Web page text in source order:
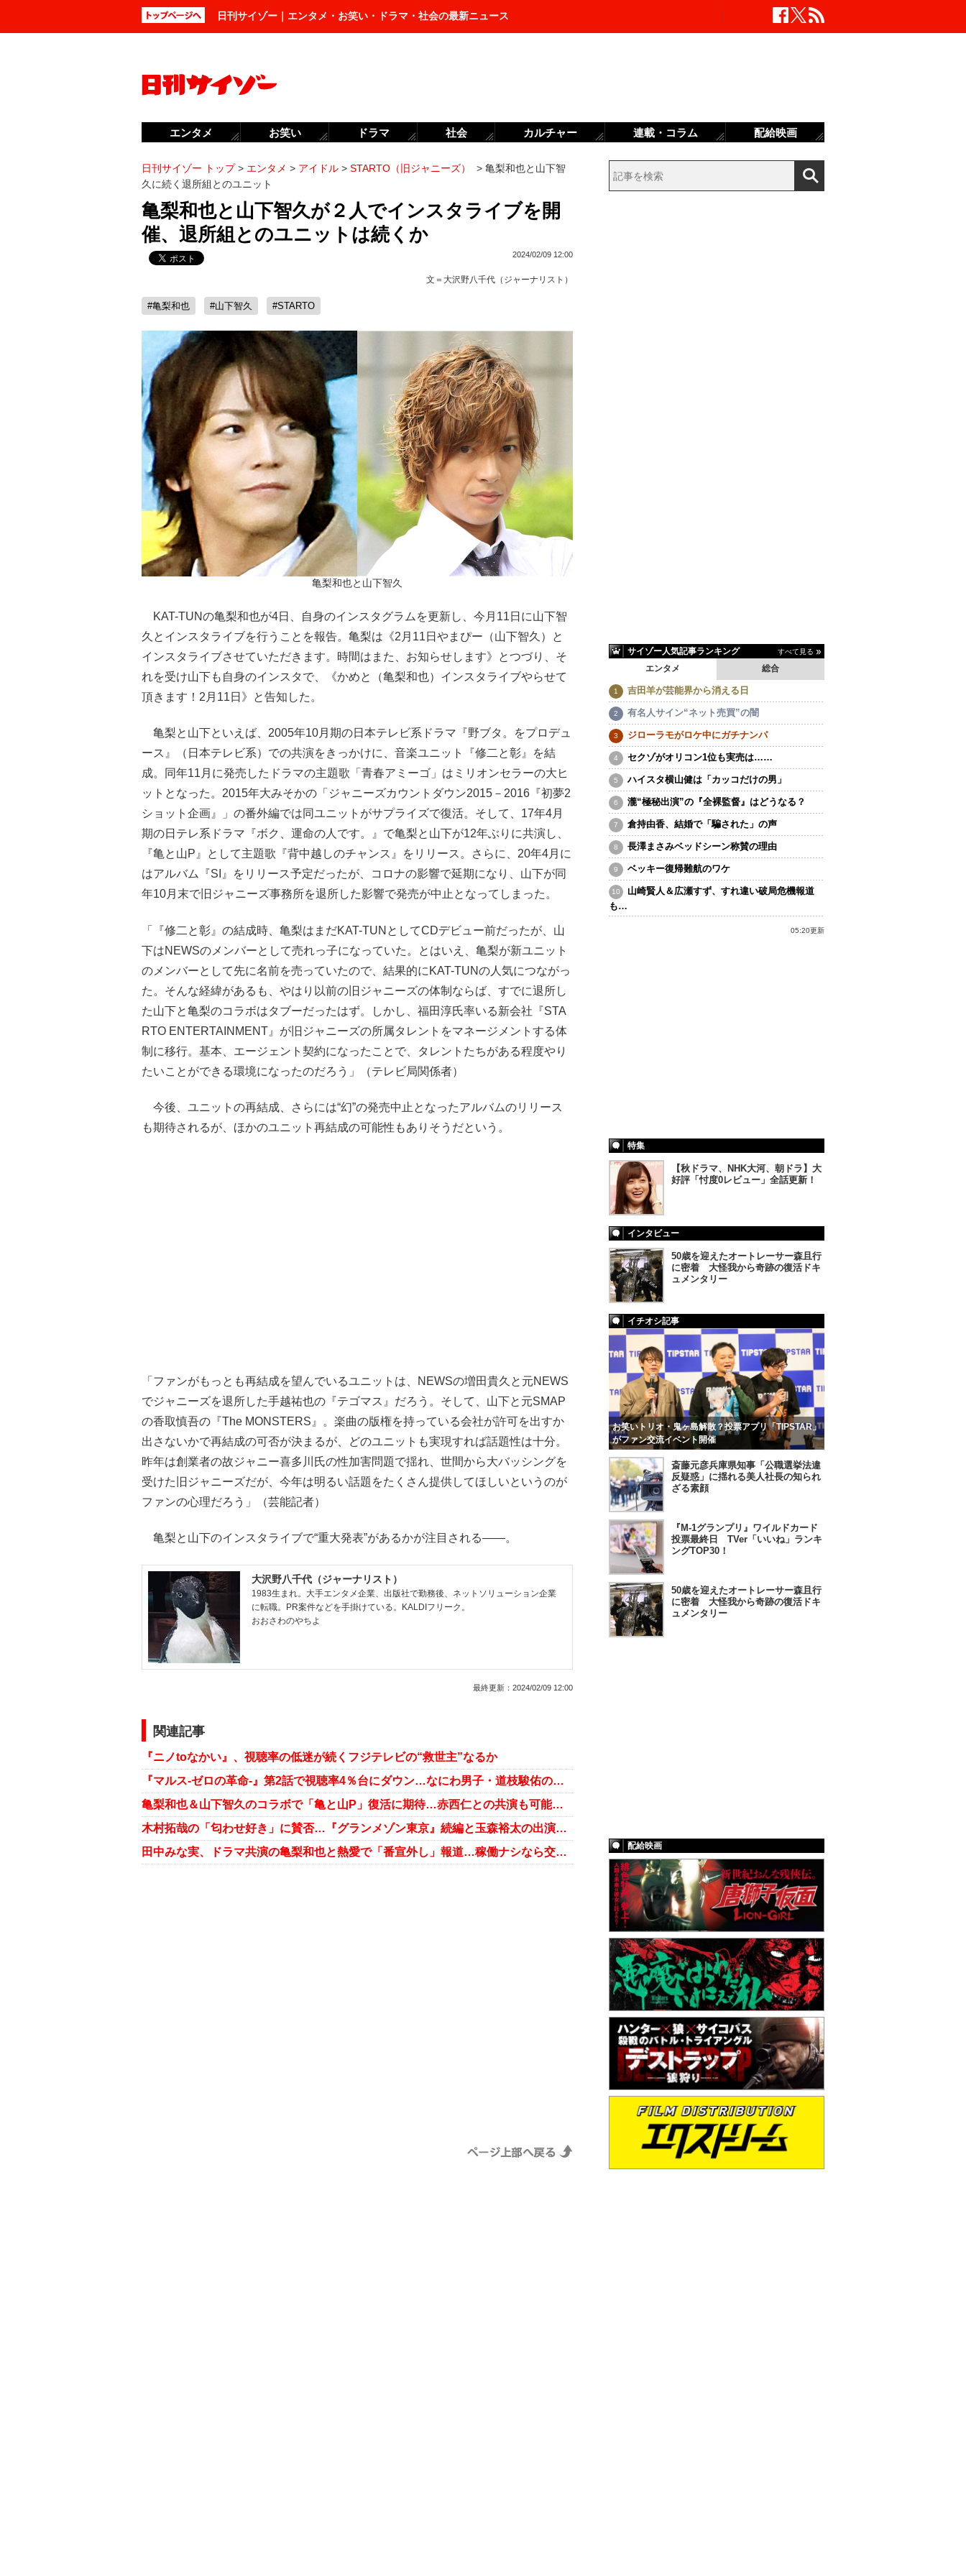
日刊サイゾー｜エンタメ・お笑い・ドラマ・社会の最新ニュース
日刊サイゾー トップ> エンタメ > アイドル > STARTO（旧ジャニーズ） > 亀梨和也と山下智
久に続く退所組とのユニット
亀梨和也と山下智久が２人でインスタライブを開
催、退所組とのユニットは続くか
2024/02/09 12:00
文＝ 大沢野八千代（ジャーナリスト）
#亀梨和也 #山下智久 #STARTO
亀梨和也と山下智久
KAT-TUNの亀梨和也が4日、自身のインスタグラムを更新し、今月11日に山下智
久とインスタライブを行うことを報告。亀梨は《2月11日やまぴー（山下智久）と
インスタライブさせていただきます。時間はまた、お知らせします》とつづり、そ
れを受け山下も自身のインスタで、《かめと（亀梨和也）インスタライブやらせて
頂きます！2月11日》と告知した。
亀梨と山下といえば、2005年10月期の日本テレビ系ドラマ『野ブタ。をプロデュ
ース』（日本テレビ系）での共演をきっかけに、音楽ユニット『修二と彰』を結
成。同年11月に発売したドラマの主題歌「青春アミーゴ」はミリオンセラーの大ヒ
ットとなった。2015年大みそかの「ジャニーズカウントダウン2015－2016『初夢2
ショット企画』」の番外編では同ユニットがサプライズで復活。そして、17年4月
期の日テレ系ドラマ『ボク、運命の人です。』で亀梨と山下が12年ぶりに共演し、
『亀と山P』として主題歌『背中越しのチャンス』をリリース。さらに、20年4月に
はアルバム『SI』をリリース予定だったが、コロナの影響で延期になり、山下が同
年10月末で旧ジャニーズ事務所を退所した影響で発売が中止となってしまった。
「『修二と彰』の結成時、亀梨はまだKAT-TUNとしてCDデビュー前だったが、山
下はNEWSのメンバーとして売れっ子になっていた。とはいえ、亀梨が新ユニット
のメンバーとして先に名前を売っていたので、結果的にKAT-TUNの人気につながっ
た。そんな経緯があるも、やはり以前の旧ジャニーズの体制ならば、すでに退所し
た山下と亀梨のコラボはタブーだったはず。しかし、福田淳氏率いる新会社『STA
RTO ENTERTAINMENT』が旧ジャニーズの所属タレントをマネージメントする体
制に移行。基本、エージェント契約になったことで、タレントたちがある程度やり
たいことができる環境になったのだろう」（テレビ局関係者）
今後、ユニットの再結成、さらには“幻”の発売中止となったアルバムのリリース
も期待されるが、ほかのユニット再結成の可能性もありそうだという。
「ファンがもっとも再結成を望んでいるユニットは、NEWSの増田貴久と元NEWS
でジャニーズを退所した手越祐也の『テゴマス』だろう。そして、山下と元SMAP
の香取慎吾の『The MONSTERS』。楽曲の版権を持っている会社が許可を出すか
出さないかで再結成の可否が決まるが、どのユニットも実現すれば話題性は十分。
昨年は創業者の故ジャニー喜多川氏の性加害問題で揺れ、世間から大バッシングを
受けた旧ジャニーズだが、今年は明るい話題をたくさん提供してほしいというのが
ファンの心理だろう」（芸能記者）
亀梨と山下のインスタライブで“重大発表”があるかが注目される――。
大沢野八千代（ジャーナリスト）
1983生まれ。大手エンタメ企業、出版社で勤務後、ネットソリューション企業
に転職。PR案件などを手掛けている。KALDIフリーク。
おおさわのやちよ
最終更新： 2024/02/09 12:00
関連記事
『ニノtoなかい』、視聴率の低迷が続くフジテレビの“救世主”なるか
『マルス-ゼロの革命-』第2話で視聴率4％台にダウン…なにわ男子・道枝駿佑の演技に賛辞も
亀梨和也＆山下智久のコラボで「亀と山P」復活に期待…赤西仁との共演も可能に？
木村拓哉の「匂わせ好き」に賛否…『グランメゾン東京』続編と玉森裕太の出演を示唆か
田中みな実、ドラマ共演の亀梨和也と熱愛で「番宣外し」報道…稼働ナシなら交際はガチか
サイゾー人気記事ランキング すべて見る
エンタメ 総合
吉田羊が芸能界から消える日
有名人サイン“ネット売買”の闇
ジローラモがロケ中にガチナンパ
セクゾがオリコン1位も実売は……
ハイスタ横山健は「カッコだけの男」
瀧“極秘出演”の『全裸監督』はどうなる？
倉持由香、結婚で「騙された」の声
長澤まさみベッドシーン称賛の理由
ベッキー復帰難航のワケ
山崎賢人＆広瀬すず、すれ違い破局危機報道
も…
05:20更新
特集
【秋ドラマ、NHK大河、朝ドラ】大
好評「忖度0レビュー」全話更新！
インタビュー
50歳を迎えたオートレーサー森且行
に密着 大怪我から奇跡の復活ドキ
ュメンタリー
イチオシ記事
お笑いトリオ・鬼ヶ島解散？投票アプリ「TIPSTAR」
がファン交流イベント開催
斎藤元彦兵庫県知事「公職選挙法違
反疑惑」に揺れる美人社長の知られ
ざる素顔
『M-1グランプリ』ワイルドカード
投票最終日 TVer「いいね」ランキ
ングTOP30！
50歳を迎えたオートレーサー森且行
に密着 大怪我から奇跡の復活ドキ
ュメンタリー
配給映画
エンタメ お笑い ドラマ 社会 カルチャー 連載・コラム 配給映画